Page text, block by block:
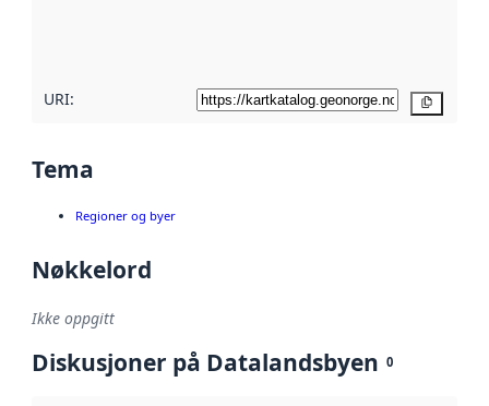
URI:
Tema
Regioner og byer
Nøkkelord
Ikke oppgitt
Diskusjoner på Datalandsbyen 0